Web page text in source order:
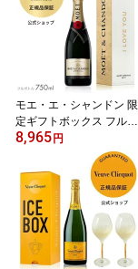
クス / ピンクドレス ギフ
トボックス ( シャンパン
ブリュット 辛口) ギフト
プレゼント 母の日 父の
日 贈答 御礼
モエ・エ・シャンドン 限
定ギフトボックス フルボ
トル 750ml シャンパン
白 辛口 ブリュット プレ
ゼント お祝い 誕生日 バ
レンタイン ホワイトデー
正規公式店
8,965 円